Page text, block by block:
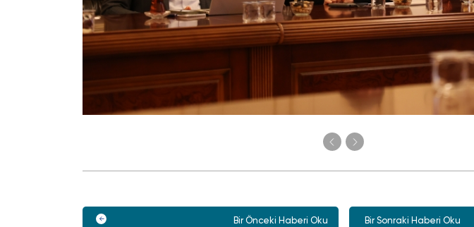
Bir Önceki Haberi Oku Bir Sonraki Haberi Oku